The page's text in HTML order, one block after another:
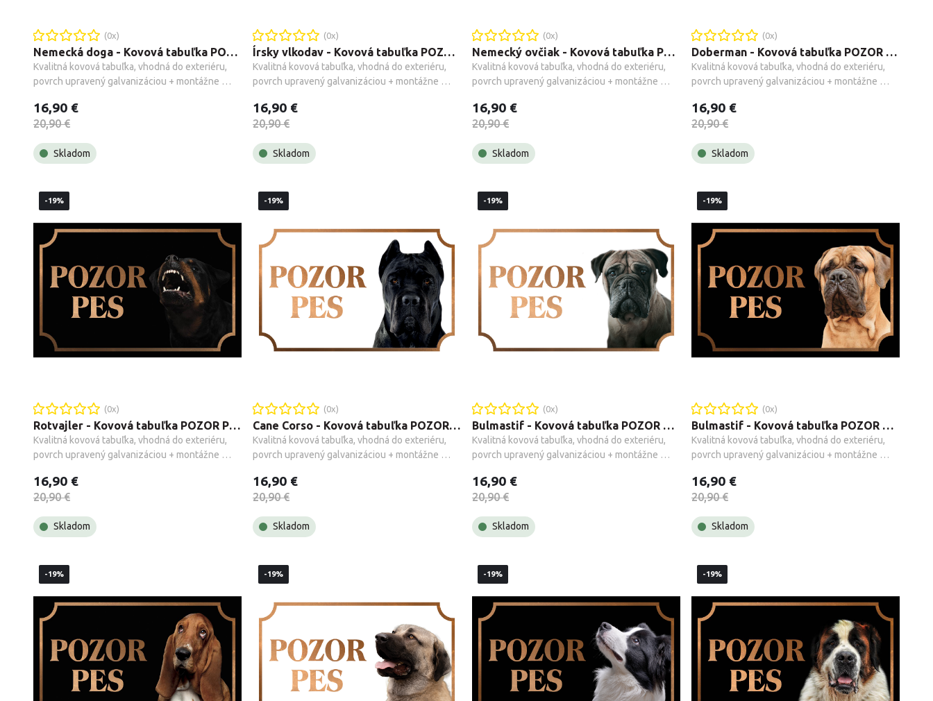
(0x)
Nemecká doga - Kovová tabuľka POZOR PES
Kvalitná kovová tabuľka, vhodná do exteriéru,
povrch upravený galvanizáciou + montážne
16,90 €
20,90 €
Skladom
(0x)
Írsky vlkodav - Kovová tabuľka POZOR PES
Kvalitná kovová tabuľka, vhodná do exteriéru,
povrch upravený galvanizáciou + montážne
16,90 €
20,90 €
Skladom
(0x)
Nemecký ovčiak - Kovová tabuľka POZOR PES
Kvalitná kovová tabuľka, vhodná do exteriéru,
povrch upravený galvanizáciou + montážne
16,90 €
20,90 €
Skladom
(0x)
Doberman - Kovová tabuľka POZOR PES
Kvalitná kovová tabuľka, vhodná do exteriéru,
povrch upravený galvanizáciou + montážne
16,90 €
20,90 €
Skladom
-19%
(0x)
Rotvajler - Kovová tabuľka POZOR PES
Kvalitná kovová tabuľka, vhodná do exteriéru,
povrch upravený galvanizáciou + montážne
16,90 €
20,90 €
Skladom
-19%
(0x)
Cane Corso - Kovová tabuľka POZOR PES
Kvalitná kovová tabuľka, vhodná do exteriéru,
povrch upravený galvanizáciou + montážne
16,90 €
20,90 €
Skladom
-19%
(0x)
Bulmastif - Kovová tabuľka POZOR PES
Kvalitná kovová tabuľka, vhodná do exteriéru,
povrch upravený galvanizáciou + montážne
16,90 €
20,90 €
Skladom
-19%
(0x)
Bulmastif - Kovová tabuľka POZOR PES
Kvalitná kovová tabuľka, vhodná do exteriéru,
povrch upravený galvanizáciou + montážne
16,90 €
20,90 €
Skladom
-19% -19% -19% -19%